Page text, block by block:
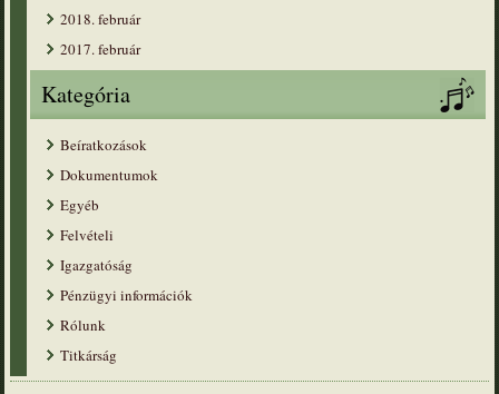
2018. február
2017. február
Kategória
Beíratkozások
Dokumentumok
Egyéb
Felvételi
Igazgatóság
Pénzügyi információk
Rólunk
Titkárság